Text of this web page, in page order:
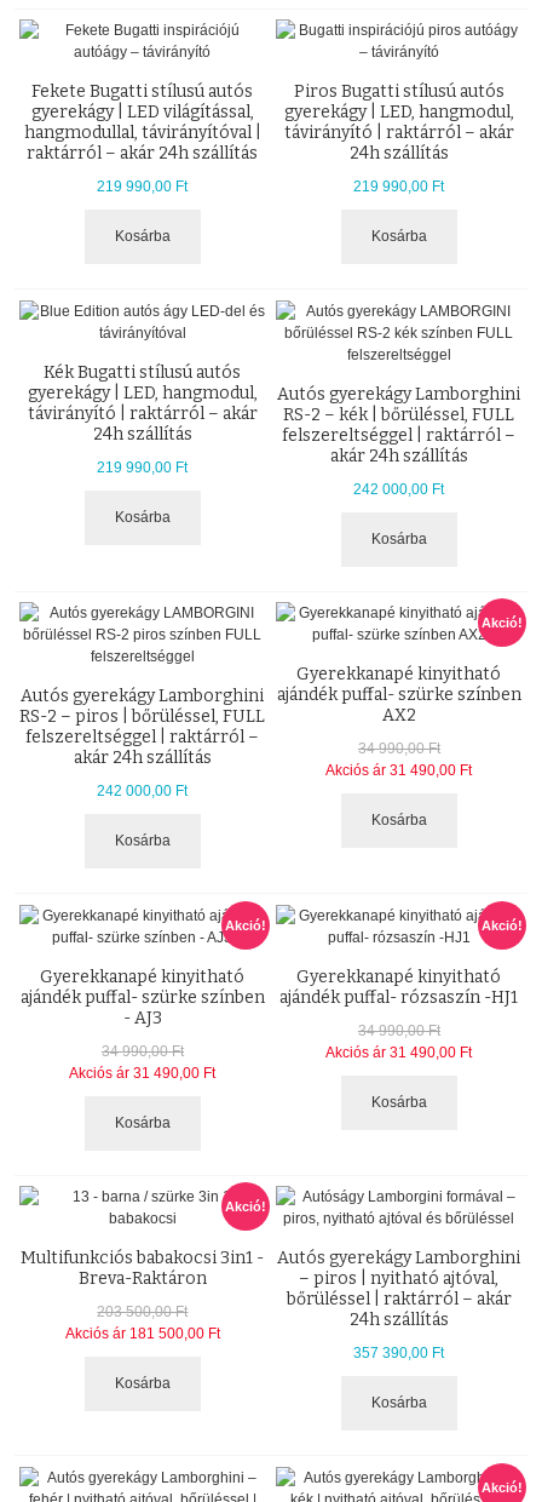
Fekete Bugatti stílusú autós
gyerekágy | LED világítással,
hangmodullal, távirányítóval |
raktárról – akár 24h szállítás
219 990,00 Ft
Kosárba
Piros Bugatti stílusú autós
gyerekágy | LED, hangmodul,
távirányító | raktárról – akár
24h szállítás
219 990,00 Ft
Kosárba
Kék Bugatti stílusú autós
gyerekágy | LED, hangmodul,
távirányító | raktárról – akár
24h szállítás
219 990,00 Ft
Kosárba
Autós gyerekágy Lamborghini
RS-2 – kék | bőrüléssel, FULL
felszereltséggel | raktárról –
akár 24h szállítás
242 000,00 Ft
Kosárba
Autós gyerekágy Lamborghini
RS-2 – piros | bőrüléssel, FULL
felszereltséggel | raktárról –
akár 24h szállítás
242 000,00 Ft
Kosárba
Akció!
Gyerekkanapé kinyitható
ajándék puffal- szürke színben
AX2
34 990,00 Ft
Akciós ár 31 490,00 Ft
Kosárba
Akció!
Gyerekkanapé kinyitható
ajándék puffal- szürke színben
- AJ3
34 990,00 Ft
Akciós ár 31 490,00 Ft
Kosárba
Akció!
Gyerekkanapé kinyitható
ajándék puffal- rózsaszín -HJ1
34 990,00 Ft
Akciós ár 31 490,00 Ft
Kosárba
Akció!
Multifunkciós babakocsi 3in1 -
Breva-Raktáron
203 500,00 Ft
Akciós ár 181 500,00 Ft
Kosárba
Autós gyerekágy Lamborghini
– piros | nyitható ajtóval,
bőrüléssel | raktárról – akár
24h szállítás
357 390,00 Ft
Kosárba
Akció!